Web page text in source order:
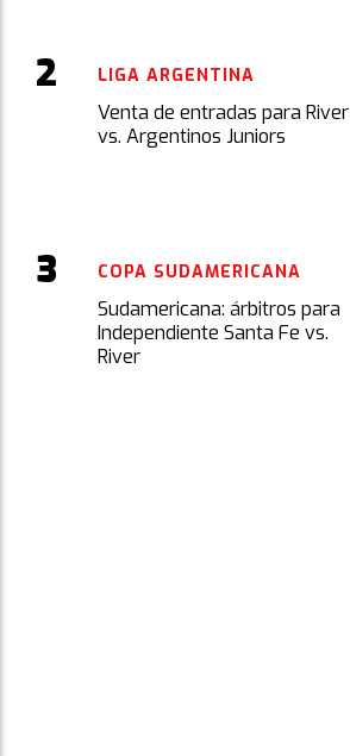
Venta de entradas para River
vs. Argentinos Juniors
LIGA ARGENTINA
Sudamericana: árbitros para
Independiente Santa Fe vs.
River
COPA SUDAMERICANA